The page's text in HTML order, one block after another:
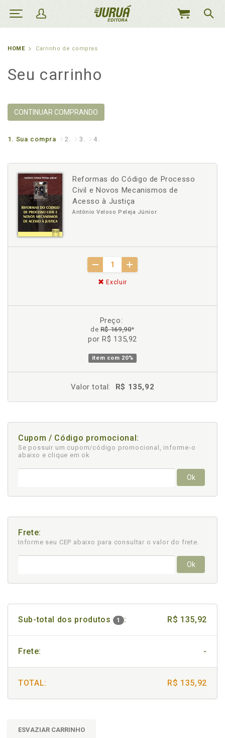
MEU
HOME Carrinho de compras
Seu carrinho
CONTINUAR COMPRANDO
1. Sua compra 2. 3. 4.
Reformas do Código de Processo
Civil e Novos Mecanismos de
Acesso à Justiça
Antônio Veloso Peleja Júnior
Excluir
Preço:
deR$ 169,90*
por R$ 135,92
item com 20%
Valor total: R$ 135,92
Cupom / Código promocional:
Se possuir um cupom/código promocional, informe-o
abaixo e clique em ok
Ok
Frete:
Informe seu CEP abaixo para consultar o valor do frete.
Ok
Sub-total dos produtos 1 : R$ 135,92
Frete: -
TOTAL: R$ 135,92
ESVAZIAR CARRINHO